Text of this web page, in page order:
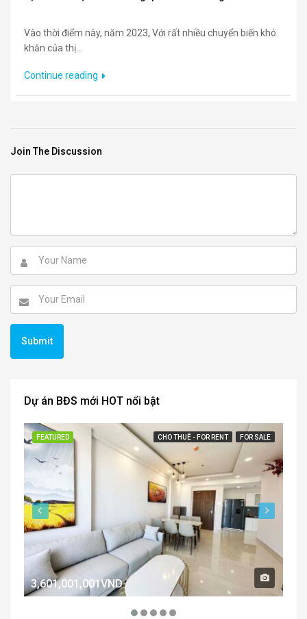
Vào thời điểm này, năm 2023, Với rất nhiều chuyển biến khó
khăn của thị...
Continue reading
Join The Discussion
Dự án BĐS mới HOT nổi bật
FEATURED CHO THUÊ - FOR RENT FOR SALE
3,601,001,001VND